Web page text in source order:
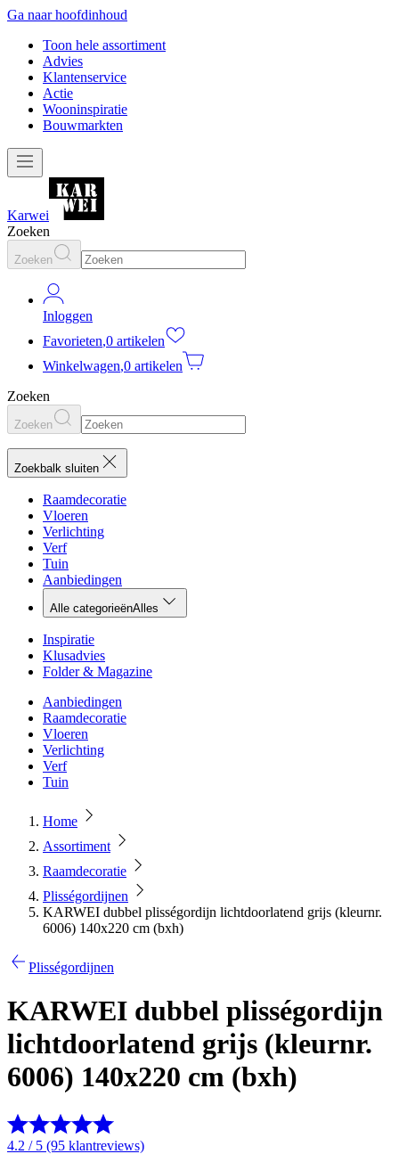
Ga naar hoofdinhoud
Toon hele assortiment
Advies
Klantenservice
Actie
Wooninspiratie
Bouwmarkten
Karwei
Zoeken
Zoeken
Inloggen
Favorieten,0 artikelen
Winkelwagen,0 artikelen
Zoeken
Zoeken
Zoekbalk sluiten
Raamdecoratie
Vloeren
Verlichting
Verf
Tuin
Aanbiedingen
Alle categorieënAlles
Inspiratie
Klusadvies
Folder & Magazine
Aanbiedingen
Raamdecoratie
Vloeren
Verlichting
Verf
Tuin
Home
Assortiment
Raamdecoratie
Plisségordijnen
KARWEI dubbel plisségordijn lichtdoorlatend grijs (kleurnr.
6006) 140x220 cm (bxh)
Plisségordijnen
KARWEI dubbel plisségordijn
lichtdoorlatend grijs (kleurnr.
6006) 140x220 cm (bxh)
4.2 / 5 (95 klantreviews)